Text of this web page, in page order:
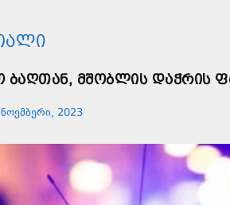
ᲑᲐᲦᲗᲐᲜ, ᲛᲨᲝᲑᲚᲘᲡ ᲓᲐᲭᲠᲘᲡ
2023